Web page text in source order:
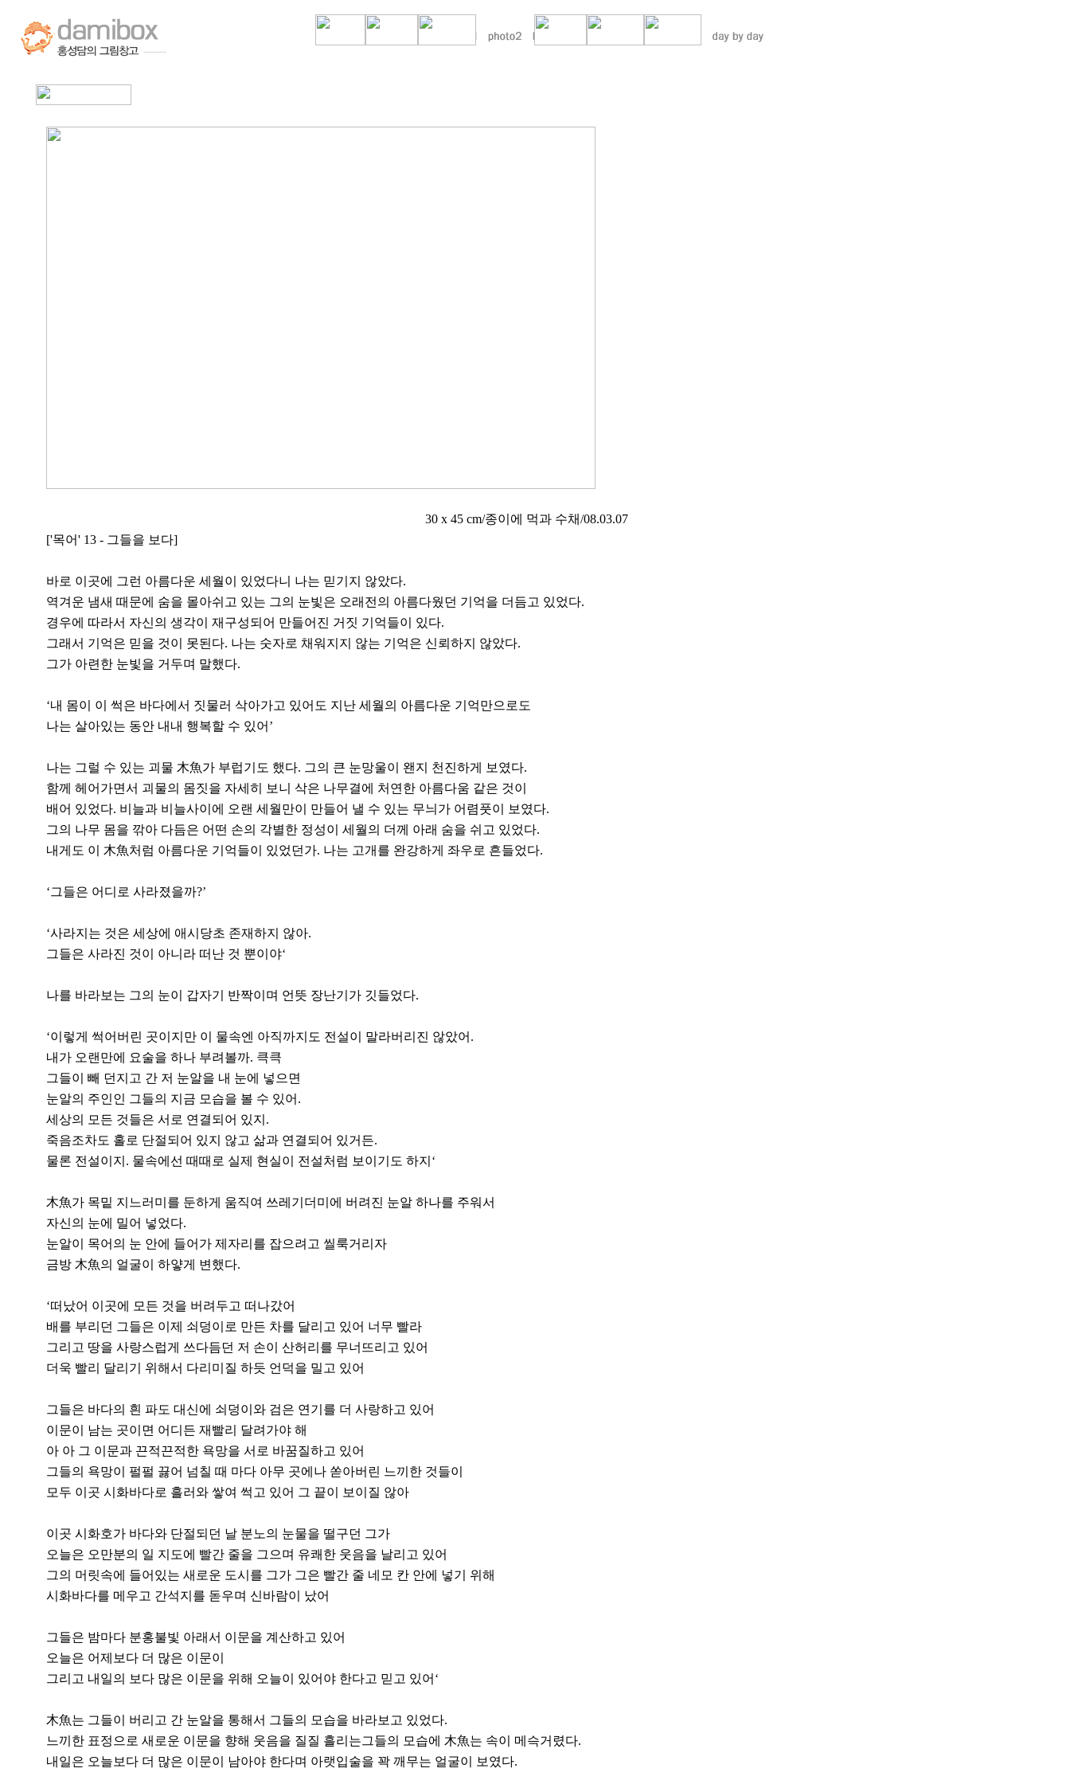
30 x 45 cm/종이에 먹과 수채/08.03.07
['목어' 13 - 그들을 보다]
바로 이곳에 그런 아름다운 세월이 있었다니 나는 믿기지 않았다.
역겨운 냄새 때문에 숨을 몰아쉬고 있는 그의 눈빛은 오래전의 아름다웠던 기억을 더듬고 있었다.
경우에 따라서 자신의 생각이 재구성되어 만들어진 거짓 기억들이 있다.
그래서 기억은 믿을 것이 못된다. 나는 숫자로 채워지지 않는 기억은 신뢰하지 않았다.
그가 아련한 눈빛을 거두며 말했다.
‘내 몸이 이 썩은 바다에서 짓물러 삭아가고 있어도 지난 세월의 아름다운 기억만으로도
나는 살아있는 동안 내내 행복할 수 있어’
나는 그럴 수 있는 괴물 木魚가 부럽기도 했다. 그의 큰 눈망울이 왠지 천진하게 보였다.
함께 헤어가면서 괴물의 몸짓을 자세히 보니 삭은 나무결에 처연한 아름다움 같은 것이
배어 있었다. 비늘과 비늘사이에 오랜 세월만이 만들어 낼 수 있는 무늬가 어렴풋이 보였다.
그의 나무 몸을 깎아 다듬은 어떤 손의 각별한 정성이 세월의 더께 아래 숨을 쉬고 있었다.
내게도 이 木魚처럼 아름다운 기억들이 있었던가. 나는 고개를 완강하게 좌우로 흔들었다.
‘그들은 어디로 사라졌을까?’
‘사라지는 것은 세상에 애시당초 존재하지 않아.
그들은 사라진 것이 아니라 떠난 것 뿐이야‘
나를 바라보는 그의 눈이 갑자기 반짝이며 언뜻 장난기가 깃들었다.
‘이렇게 썩어버린 곳이지만 이 물속엔 아직까지도 전설이 말라버리진 않았어.
내가 오랜만에 요술을 하나 부려볼까. 큭큭
그들이 빼 던지고 간 저 눈알을 내 눈에 넣으면
눈알의 주인인 그들의 지금 모습을 볼 수 있어.
세상의 모든 것들은 서로 연결되어 있지.
죽음조차도 홀로 단절되어 있지 않고 삶과 연결되어 있거든.
물론 전설이지. 물속에선 때때로 실제 현실이 전설처럼 보이기도 하지‘
木魚가 목밑 지느러미를 둔하게 움직여 쓰레기더미에 버려진 눈알 하나를 주워서
자신의 눈에 밀어 넣었다.
눈알이 목어의 눈 안에 들어가 제자리를 잡으려고 씰룩거리자
금방 木魚의 얼굴이 하얗게 변했다.
‘떠났어 이곳에 모든 것을 버려두고 떠나갔어
배를 부리던 그들은 이제 쇠덩이로 만든 차를 달리고 있어 너무 빨라
그리고 땅을 사랑스럽게 쓰다듬던 저 손이 산허리를 무너뜨리고 있어
더욱 빨리 달리기 위해서 다리미질 하듯 언덕을 밀고 있어
그들은 바다의 흰 파도 대신에 쇠덩이와 검은 연기를 더 사랑하고 있어
이문이 남는 곳이면 어디든 재빨리 달려가야 해
아 아 그 이문과 끈적끈적한 욕망을 서로 바꿈질하고 있어
그들의 욕망이 펄펄 끓어 넘칠 때 마다 아무 곳에나 쏟아버린 느끼한 것들이
모두 이곳 시화바다로 흘러와 쌓여 썩고 있어 그 끝이 보이질 않아
이곳 시화호가 바다와 단절되던 날 분노의 눈물을 떨구던 그가
오늘은 오만분의 일 지도에 빨간 줄을 그으며 유쾌한 웃음을 날리고 있어
그의 머릿속에 들어있는 새로운 도시를 그가 그은 빨간 줄 네모 칸 안에 넣기 위해
시화바다를 메우고 간석지를 돋우며 신바람이 났어
그들은 밤마다 분홍불빛 아래서 이문을 계산하고 있어
오늘은 어제보다 더 많은 이문이
그리고 내일의 보다 많은 이문을 위해 오늘이 있어야 한다고 믿고 있어‘
木魚는 그들이 버리고 간 눈알을 통해서 그들의 모습을 바라보고 있었다.
느끼한 표정으로 새로운 이문을 향해 웃음을 질질 흘리는그들의 모습에 木魚는 속이 메슥거렸다.
내일은 오늘보다 더 많은 이문이 남아야 한다며 아랫입술을 꽉 깨무는 얼굴이 보였다.